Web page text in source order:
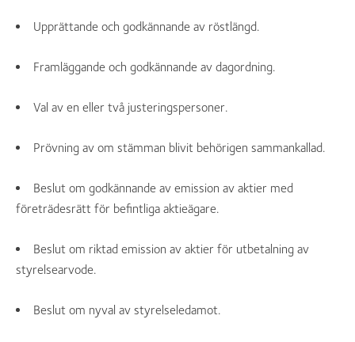
Upprättande och godkännande av röstlängd.
Framläggande och godkännande av dagordning.
Val av en eller två justeringspersoner.
Prövning av om stämman blivit behörigen sammankallad.
Beslut om godkännande av emission av aktier med
företrädesrätt för befintliga aktieägare.
Beslut om riktad emission av aktier för utbetalning av
styrelsearvode.
Beslut om nyval av styrelseledamot.